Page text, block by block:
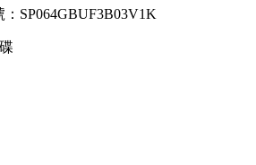
：SP064GBUF3B03V1K